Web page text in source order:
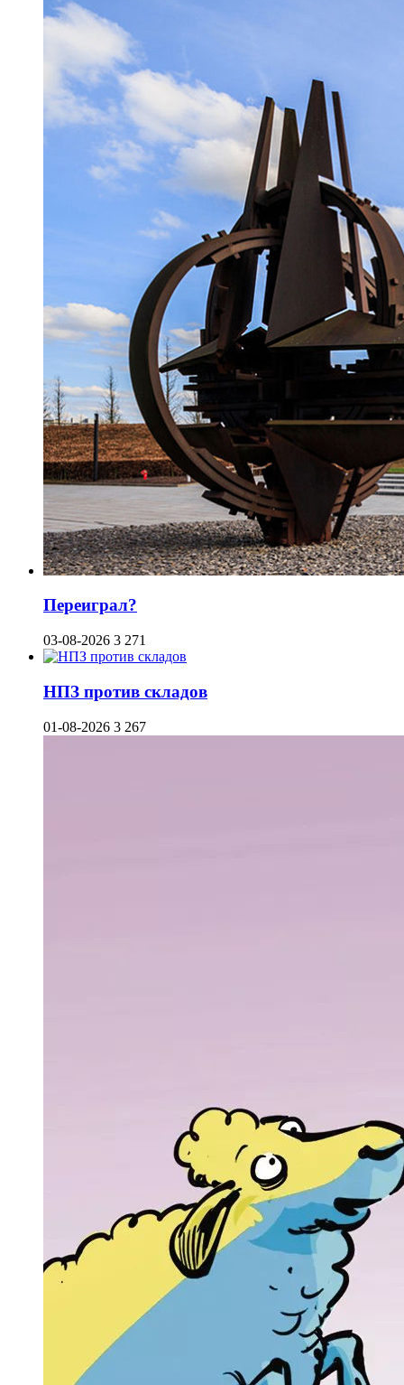
Переиграл?
03-08-2026 3 271
НПЗ против складов
01-08-2026 3 267